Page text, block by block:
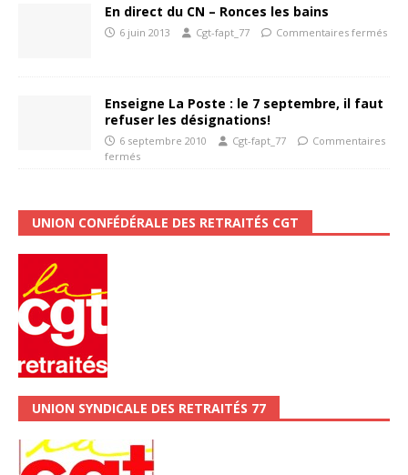
En direct du CN – Ronces les bains
6 juin 2013 Cgt-fapt_77 Commentaires fermés
Enseigne La Poste : le 7 septembre, il faut
refuser les désignations!
6 septembre 2010 Cgt-fapt_77
Commentaires
fermés
UNION CONFÉDÉRALE DES RETRAITÉS CGT
UNION SYNDICALE DES RETRAITÉS 77